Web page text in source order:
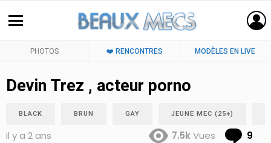
PHOTOS ❤️ RENCONTRES MODÈLES EN LIVE
Devin Trez , acteur porno
BLACK BRUN GAY JEUNE MEC (25+)
il y a 2 ans 7.5kVues 9